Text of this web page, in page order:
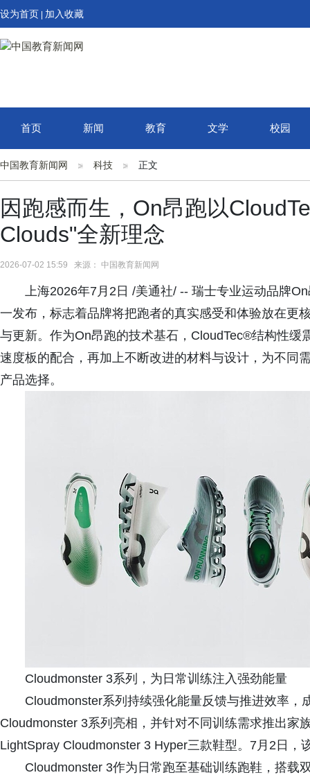
设为首页 加入收藏
首页 新闻 教育 文学 校园
中国教育新闻网 科技 正文
因跑感而生，On昂跑以
Clouds"全新理念
2026-07-02 15:59 来源： 中国教育新闻网
上海2026年7月2日 /美通社/ -- 瑞士专业运动品牌
一发布，标志着品牌将把跑者的真实感受和体验放在更
与更新。作为On昂跑的技术基石，CloudTec®结构性
速度板的配合，再加上不断改进的材料与设计，为不同
产品选择。
Cloudmonster 3系列，为日常训练注入强劲能量
Cloudmonster系列持续强化能量反馈与推进效率
Cloudmonster 3系列亮相，并针对不同训练需求推出家
LightSpray Cloudmonster 3 Hyper三款鞋型。7月2日
Cloudmonster 3作为日常跑至基础训练跑鞋，搭